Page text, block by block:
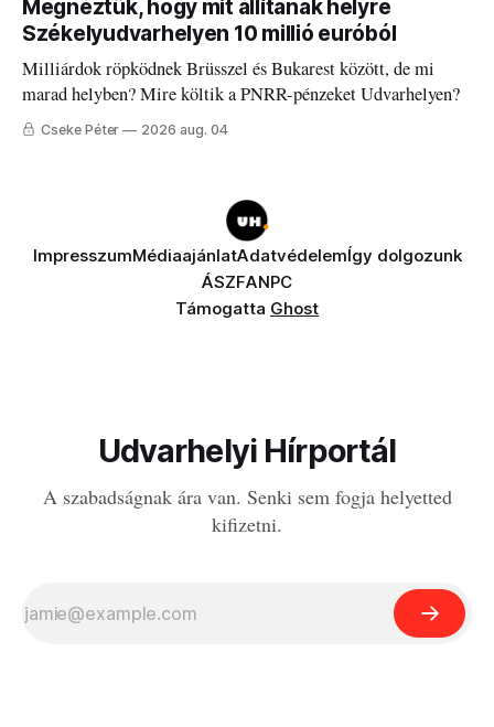
Megnéztük, hogy mit állítanak helyre
Székelyudvarhelyen 10 millió euróból
Milliárdok röpködnek Brüsszel és Bukarest között, de mi
marad helyben? Mire költik a PNRR-pénzeket Udvarhelyen?
Cseke Péter 2026 aug. 04
ImpresszumMédiaajánlatAdatvédelemÍgy dolgozunk
ÁSZFANPC
Támogatta Ghost
Udvarhelyi Hírportál
A szabadságnak ára van. Senki sem fogja helyetted
kifizetni.